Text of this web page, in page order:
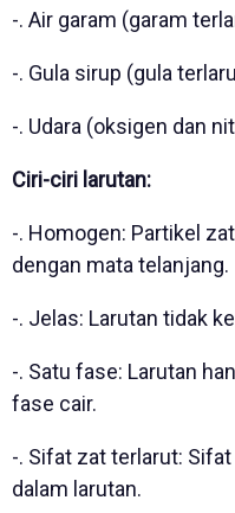
-. Air garam (garam
-. Gula sirup (gula
-. Udara (oksigen dan
Ciri-ciri larutan:
-. Homogen: Partikel
dengan mata telanjang.
-. Jelas: Larutan tidak
-. Satu fase: Larutan
fase cair.
-. Sifat zat terlarut:
dalam larutan.